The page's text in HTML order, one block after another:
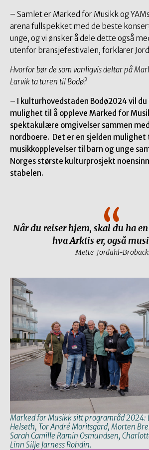
– Samlet er Marked for Musikk og
arena fullspekket med de beste
unge, og vi ønsker å dele dette også
utenfor bransjefestivalen, forklarer
Hvorfor bør de som vanligvis deltar på
Larvik ta turen til Bodø?
– I kulturhovedstaden Bodø2024 vil du
mulighet til å oppleve Marked for
spektakulære omgivelser sammen
nordboere. Det er en sjelden mulighet
musikkopplevelser til barn og unge
Norges største kulturprosjekt
stabelen.
Når du reiser hjem, skal du ha
hva Arktis er, også
Mette Jordahl-Broback
Marked for Musikk sitt programråd 2024:
Helseth, Tor André Moritsgard, Morten
Sarah Camille Ramin Osmundsen,
Linn Silje Jarness Rohdin.